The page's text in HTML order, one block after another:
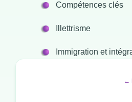
Compétences clés
Illettrisme
Immigration et
←